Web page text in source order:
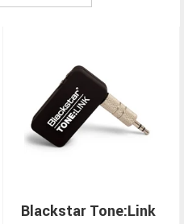
Blackstar Tone:Link